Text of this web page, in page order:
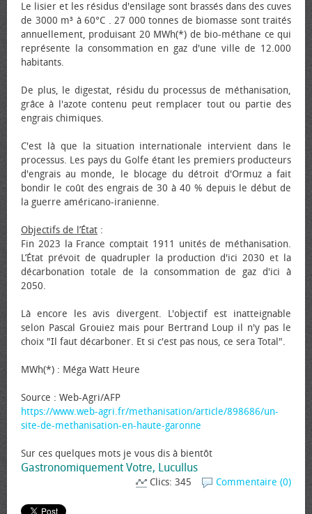
Le lisier et les résidus d'ensilage sont brassés dans des cuves
de 3000 m³ à 60°C . 27 000 tonnes de biomasse sont traités
annuellement, produisant 20 MWh(*) de bio-méthane ce qui
représente la consommation en gaz d'une ville de 12.000
habitants.
De plus, le digestat, résidu du processus de méthanisation,
grâce à l'azote contenu peut remplacer tout ou partie des
engrais chimiques.
C'est là que la situation internationale intervient dans le
processus. Les pays du Golfe étant les premiers producteurs
d'engrais au monde, le blocage du détroit d'Ormuz a fait
bondir le coût des engrais de 30 à 40 % depuis le début de
la guerre américano-iranienne.
Objectifs de l’État :
Fin 2023 la France comptait 1911 unités de méthanisation.
L’État prévoit de quadrupler la production d'ici 2030 et la
décarbonation totale de la consommation de gaz d'ici à
2050.
Là encore les avis divergent. L'objectif est inatteignable
selon Pascal Grouiez mais pour Bertrand Loup il n'y pas le
choix "Il faut décarboner. Et si c'est pas nous, ce sera Total".
MWh(*) : Méga Watt Heure
Source : Web-Agri/AFP
https://www.web-agri.fr/methanisation/article/898686/un-
site-de-methanisation-en-haute-garonne
Sur ces quelques mots je vous dis à bientôt
Gastronomiquement Votre, Lucullus
Commentaire (0)
Clics: 345